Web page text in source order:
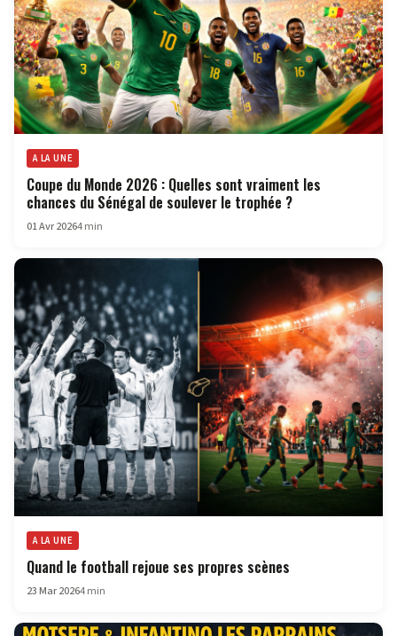
A LA UNE
Coupe du Monde 2026 : Quelles sont vraiment les
chances du Sénégal de soulever le trophée ?
01 Avr 20264 min
A LA UNE
Quand le football rejoue ses propres scènes
23 Mar 20264 min